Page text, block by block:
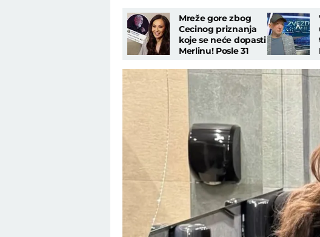
Mreže gore zbog
Cecinog priznanja
koje se neće dopasti
Merlinu! Posle 31
o hitu "Beograd"